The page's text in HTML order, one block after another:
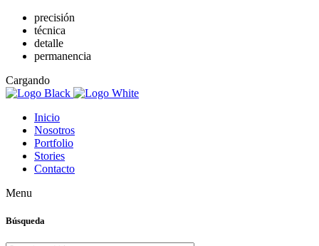
precisión
técnica
detalle
permanencia
Cargando
Inicio
Nosotros
Portfolio
Stories
Contacto
Menu
Búsqueda